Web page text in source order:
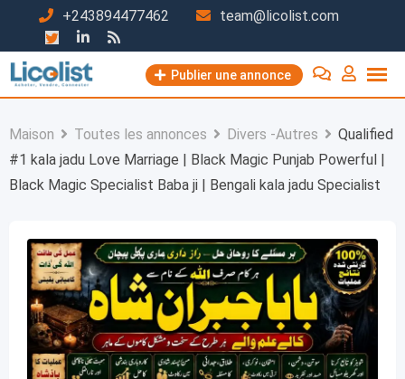
contenu
+243894477462 team@licolist.com
Publier une annonce
Maison Toutes les annonces Divers -Autres
Qualified
#1 kala jadu Love Marriage | Black Magic Punjab Powerful |
Black Magic Specialist Baba ji | Bengali kala jadu Specialist